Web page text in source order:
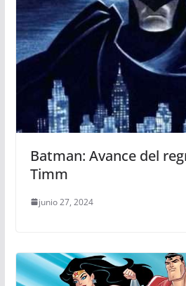
Batman: Avance del
Timm
junio 27, 2024